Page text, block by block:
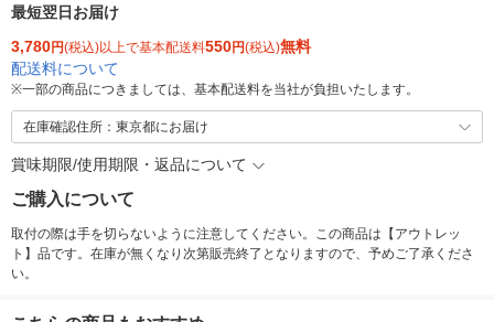
最短翌日お届け
3,780円(税込)以上で基本配送料550円(税込)無料
配送料について
※一部の商品につきましては、基本配送料を当社が負担いたします。
在庫確認住所：東京都にお届け
賞味期限/使用期限・返品について
ご購入について
取付の際は手を切らないように注意してください。この商品は【アウトレッ
ト】品です。在庫が無くなり次第販売終了となりますので、予めご了承くださ
い。